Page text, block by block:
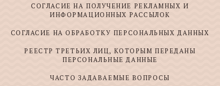
СОГЛАСИЕ НА ПОЛУЧЕНИЕ РЕКЛАМНЫХ И
ИНФОРМАЦИОННЫХ РАССЫЛОК
СОГЛАСИЕ НА ОБРАБОТКУ ПЕРСОНАЛЬНЫХ ДАННЫХ
РЕЕСТР ТРЕТЬИХ ЛИЦ, КОТОРЫМ ПЕРЕДАНЫ
ПЕРСОНАЛЬНЫЕ ДАННЫЕ
ЧАСТО ЗАДАВАЕМЫЕ ВОПРОСЫ